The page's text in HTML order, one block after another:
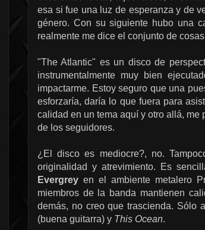
esa si fue una luz de esperanza y de
género. Con su siguiente hubo una
realmente me dice el conjunto de
"The Atlantic" es un disco de
instrumentalmente muy bien
impactarme. Estoy seguro que una
esforzaría, daría lo que fuera para
calidad en un tema aquí y otro allá,
de los seguidores.
¿El disco es mediocre?, no.
originalidad y atrevimiento. Es
Evergrey en el ambiente metalero
miembros de la banda mantienen
demás, no creo que trascienda. Sólo
(buena guitarra) y This Ocean.